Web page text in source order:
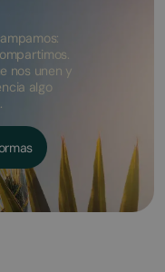
nos unen y
algo